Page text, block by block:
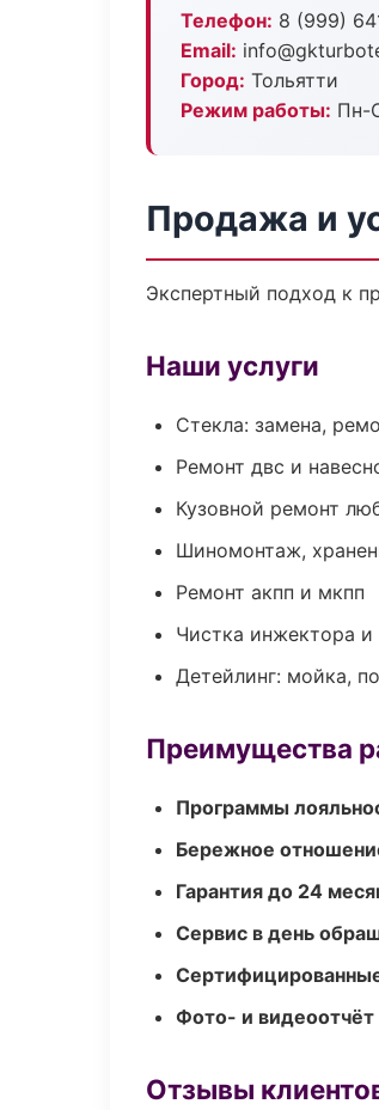
Телефон: 8 (999)
Email:
Город: Тольятти
Режим работы: Пн-
Продажа и
Экспертный подход к
Наши услуги
Стекла: замена,
Ремонт двс и
Кузовной ремонт
Шиномонтаж,
Ремонт акпп и мкпп
Чистка инжектора
Детейлинг: мойка,
Преимущества
Программы
Бережное
Гарантия до 24
Сервис в день
Фото- и
Отзывы